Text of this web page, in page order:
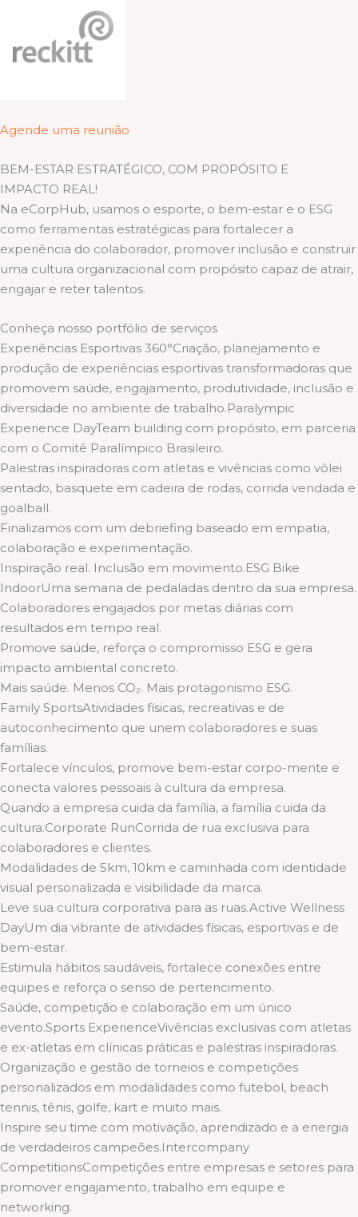
Agende uma reunião
BEM-ESTAR ESTRATÉGICO, COM PROPÓSITO E
IMPACTO REAL!
Na eCorpHub, usamos o esporte, o bem-estar e o ESG
como ferramentas estratégicas para fortalecer a
experiência do colaborador, promover inclusão e construir
uma cultura organizacional com propósito capaz de atrair,
engajar e reter talentos.
Conheça nosso portfólio de serviços
Experiências Esportivas 360°Criação, planejamento e
produção de experiências esportivas transformadoras que
promovem saúde, engajamento, produtividade, inclusão e
diversidade no ambiente de trabalho.Paralympic
Experience DayTeam building com propósito, em parceria
com o Comitê Paralímpico Brasileiro.
Palestras inspiradoras com atletas e vivências como vôlei
sentado, basquete em cadeira de rodas, corrida vendada e
goalball.
Finalizamos com um debriefing baseado em empatia,
colaboração e experimentação.
Inspiração real. Inclusão em movimento.ESG Bike
IndoorUma semana de pedaladas dentro da sua empresa.
Colaboradores engajados por metas diárias com
resultados em tempo real.
Promove saúde, reforça o compromisso ESG e gera
impacto ambiental concreto.
Mais saúde. Menos CO₂. Mais protagonismo ESG.
Family SportsAtividades físicas, recreativas e de
autoconhecimento que unem colaboradores e suas
famílias.
Fortalece vínculos, promove bem-estar corpo-mente e
conecta valores pessoais à cultura da empresa.
Quando a empresa cuida da família, a família cuida da
cultura.Corporate RunCorrida de rua exclusiva para
colaboradores e clientes.
Modalidades de 5km, 10km e caminhada com identidade
visual personalizada e visibilidade da marca.
Leve sua cultura corporativa para as ruas.Active Wellness
DayUm dia vibrante de atividades físicas, esportivas e de
bem-estar.
Estimula hábitos saudáveis, fortalece conexões entre
equipes e reforça o senso de pertencimento.
Saúde, competição e colaboração em um único
evento.Sports ExperienceVivências exclusivas com atletas
e ex-atletas em clínicas práticas e palestras inspiradoras.
Organização e gestão de torneios e competições
personalizados em modalidades como futebol, beach
tennis, tênis, golfe, kart e muito mais.
Inspire seu time com motivação, aprendizado e a energia
de verdadeiros campeões.Intercompany
CompetitionsCompetições entre empresas e setores para
promover engajamento, trabalho em equipe e
networking.